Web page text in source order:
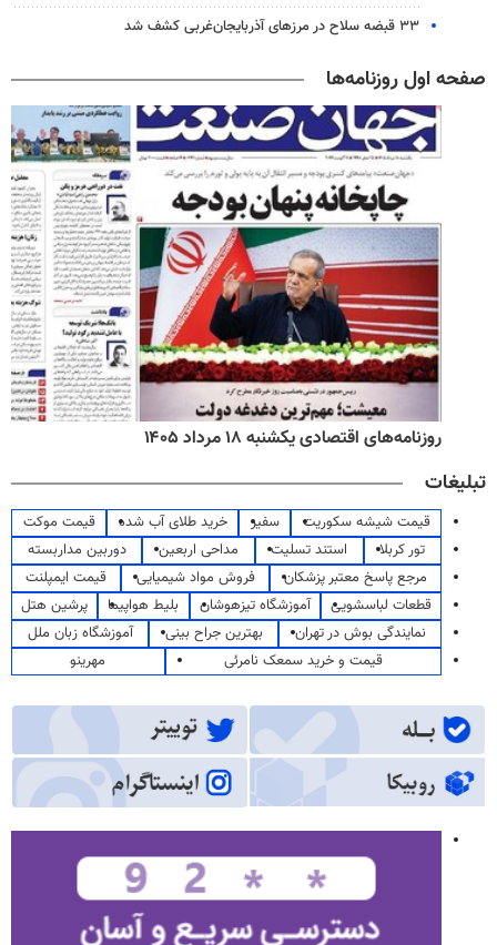
۳۳ قبضه سلاح در مرزهای آذربایجان‌غربی کشف شد
صفحه اول روزنامه‌ها
روزنامه‌های اقتصادی یکشنبه ۱۸ مرداد ۱۴۰۵
تبلیغات
قیمت شیشه سکوریت سفیر خرید طلای آب شده
قیمت موکت
تور کربلا
استند تسلیت مداحی اربعین
دوربین مداربسته
مرجع پاسخ معتبر پزشکان
فروش مواد شیمیایی
قیمت ایمپلنت
قطعات لباسشویی
آموزشگاه تیزهوشان بلیط هواپیما
پرشین هتل
نمایندگی بوش در تهران
بهترین جراح بینی
آموزشگاه زبان ملل
قیمت و خرید سمعک نامرئی
مهرینو